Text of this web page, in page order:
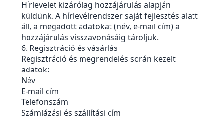
Hírlevelet kizárólag hozzájárulás alapján
küldünk. A hírlevélrendszer saját fejlesztés alatt
áll, a megadott adatokat (név, e-mail cím) a
hozzájárulás visszavonásáig tároljuk.
6. Regisztráció és vásárlás
Regisztráció és megrendelés során kezelt
adatok:
Név
E-mail cím
Telefonszám
Számlázási és szállítási cím